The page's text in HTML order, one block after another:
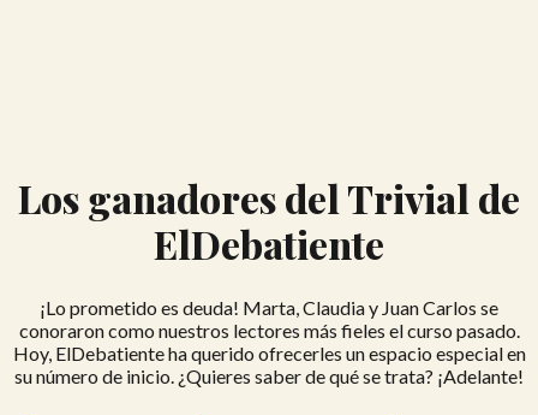
Los ganadores del Trivial de
ElDebatiente
¡Lo prometido es deuda! Marta, Claudia y Juan Carlos se
conoraron como nuestros lectores más fieles el curso pasado.
Hoy, ElDebatiente ha querido ofrecerles un espacio especial en
su número de inicio. ¿Quieres saber de qué se trata? ¡Adelante!